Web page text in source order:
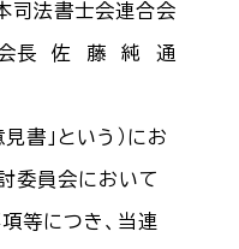
司法書士会連合会
長 佐 藤 純 通
書」という）にお
委員会において
等につき、当連